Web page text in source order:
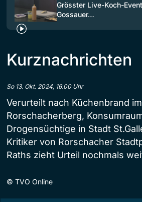
Grösster Live-Koch-
Gossauer…
Kurznachrichten
So 13. Okt. 2024, 16.00 Uhr
Verurteilt nach Küchenbrand im
Rorschacherberg,
Drogensüchtige in Stadt
Kritiker von Rorschacher
Raths zieht Urteil nochmals
© TVO Online